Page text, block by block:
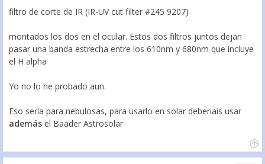
filtro de corte de IR (IR-UV cut filter #245 9207)
montados los dos en el ocular. Estos dos filtros juntos dejan
pasar una banda estrecha entre los 610nm y 680nm que incluye
el H alpha
Yo no lo he probado aun.
Eso sería para nebulosas, para usarlo en solar deberiais usar
además el Baader Astrosolar